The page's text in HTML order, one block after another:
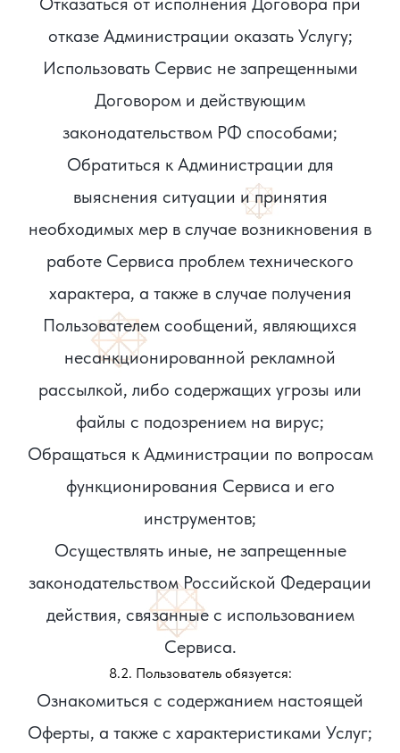
отказе Администрации оказать Услугу;
Использовать Сервис не запрещенными
Договором и действующим
законодательством РФ способами;
Обратиться к Администрации для
выяснения ситуации и принятия
необходимых мер в случае возникновения в
работе Сервиса проблем технического
характера, а также в случае получения
Пользователем сообщений, являющихся
несанкционированной рекламной
рассылкой, либо содержащих угрозы или
файлы с подозрением на вирус;
Обращаться к Администрации по вопросам
функционирования Сервиса и его
инструментов;
Осуществлять иные, не запрещенные
законодательством Российской Федерации
действия, связанные с использованием
Сервиса.
8.2. Пользователь обязуется:
Ознакомиться с содержанием настоящей
Оферты, а также с характеристиками Услуг;